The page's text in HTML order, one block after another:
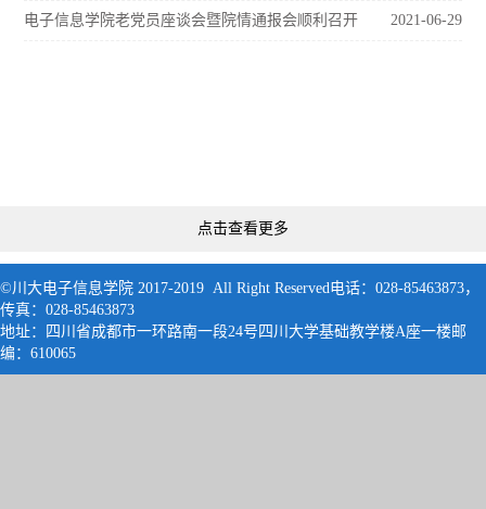
2021-06-29
电子信息学院老党员座谈会暨院情通报会顺利召开
点击查看更多
©川大电子信息学院 2017-2019 All Right Reserved电话：028-85463873，
传真：028-85463873
地址：四川省成都市一环路南一段24号四川大学基础教学楼A座一楼邮
编：610065